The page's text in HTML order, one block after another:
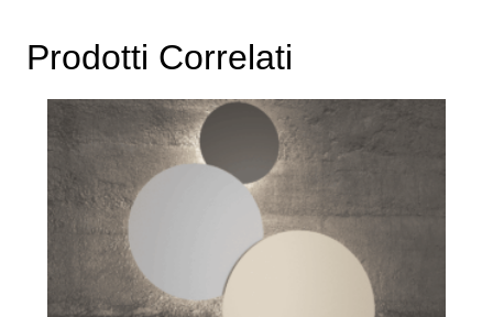
Prodotti Correlati